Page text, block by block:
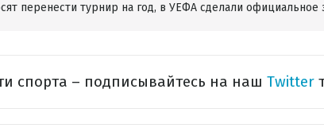
перенести турнир на год, в УЕФА сделали официальное
спорта – подписывайтесь на наш Twitter